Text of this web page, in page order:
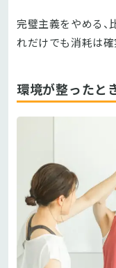
完璧主義をやめる、
れだけでも消耗は確
環境が整ったと